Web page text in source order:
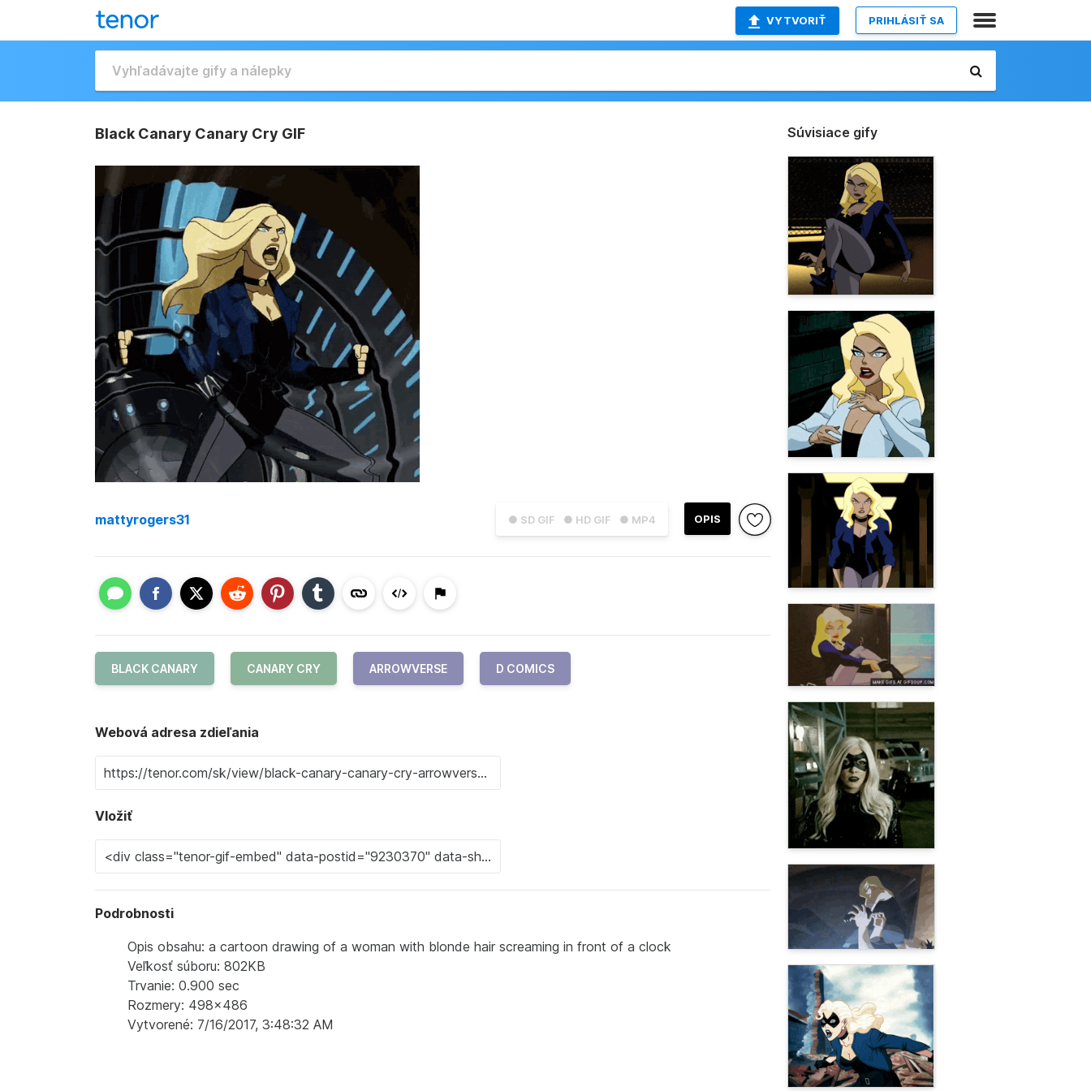
VYTVORIŤ PRIHLÁSIŤ SA
Black Canary Canary Cry GIF
● SD GIF ● HD GIF ● MP4 OPIS
mattyrogers31
BLACK CANARY CANARY CRY ARROWVERSE D COMICS
Webová adresa zdieľania
Vložiť
Podrobnosti
Opis obsahu: a cartoon drawing of a woman with blonde hair screaming in front of a clock
Veľkosť súboru: 802KB
Trvanie: 0.900 sec
Rozmery: 498x486
Vytvorené: 7/16/2017, 3:48:32 AM
Súvisiace gify